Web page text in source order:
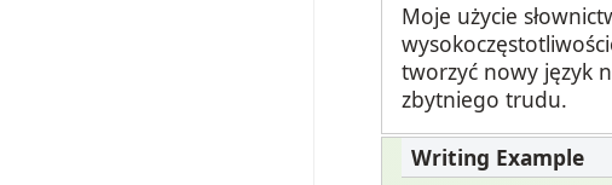
Moje użycie
tworzyć nowy język
zbytniego trudu.